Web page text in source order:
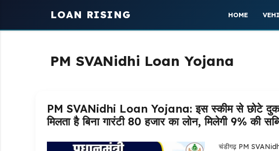
LOAN RISING HOME
PM SVANidhi Loan Yojana
PM SVANidhi Loan Yojana: इस स्कीम से छोटे
मिलता है बिना गारंटी 80 हजार का लोन, मिलेगी 9% की
चंडीगढ़ PM